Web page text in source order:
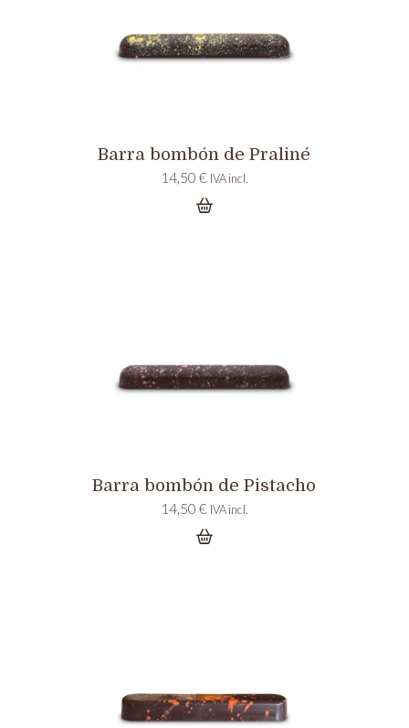
Barra bombón de Praliné
14,50 € IVA incl.
Barra bombón de Pistacho
14,50 € IVA incl.